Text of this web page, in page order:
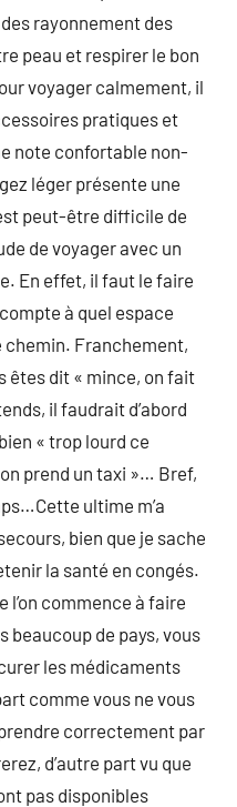
rayonnement des
peau et respirer le bon
voyager calmement, il
pratiques et
note confortable non-
léger présente une
peut-être difficile de
de voyager avec un
En effet, il faut le faire
à quel espace
Franchement,
êtes dit « mince, on fait
il faudrait d’abord
« trop lourd ce
prend un taxi »… Bref,
ultime m’a
bien que je sache
la santé en congés.
l’on commence à faire
beaucoup de pays, vous
les médicaments
comme vous ne vous
correctement par
d’autre part vu que
pas disponibles